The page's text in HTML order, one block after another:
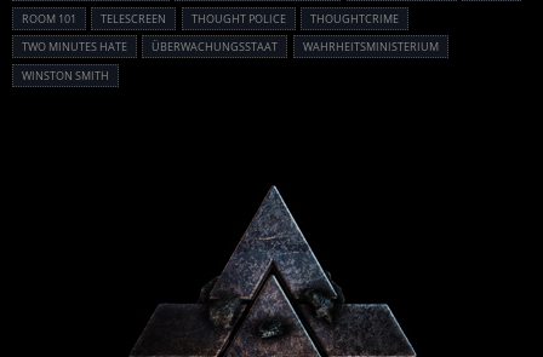
ROOM 101
TELESCREEN THOUGHT POLICE
THOUGHTCRIME
TWO MINUTES HATE
ÜBERWACHUNGSSTAAT
WAHRHEITSMINISTERIUM
WINSTON SMITH
Powered By :